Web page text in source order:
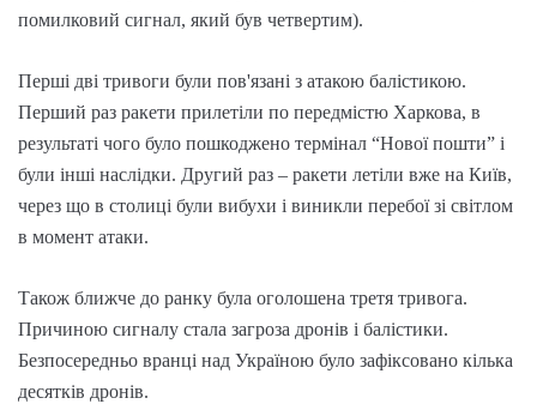
помилковий сигнал, який був четвертим).
Перші дві тривоги були пов'язані з атакою балістикою.
Перший раз ракети прилетіли по передмістю Харкова, в
результаті чого було пошкоджено термінал “Нової пошти” і
були інші наслідки. Другий раз – ракети летіли вже на Київ,
через що в столиці були вибухи і виникли перебої зі світлом
в момент атаки.
Також ближче до ранку була оголошена третя тривога.
Причиною сигналу стала загроза дронів і балістики.
Безпосередньо вранці над Україною було зафіксовано кілька
десятків дронів.